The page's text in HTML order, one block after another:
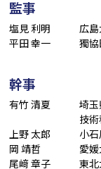
監事
塩見 利明
広
平田 幸一
獨
幹事
有竹 清夏
埼
技
上野 太郎
小
岡 靖哲
愛
尾﨑 章子
東